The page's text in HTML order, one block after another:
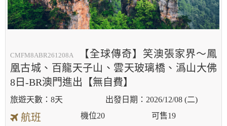
CMFM8ABR261208A
【全球傳奇】笑澳張家界～鳳
凰古城、百龍天子山、雲天玻璃橋、潙山大佛
8日-BR澳門進出【無自費】
8天 2026/12/08 (二)
航班 機位20 可售19